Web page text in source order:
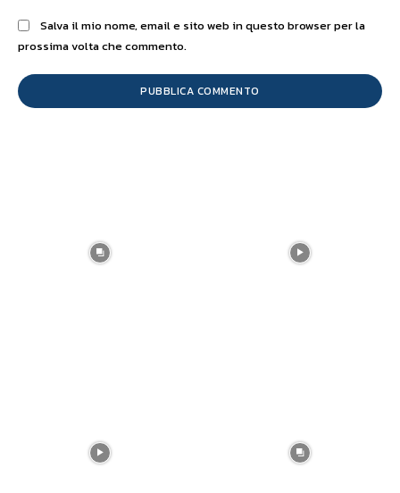
Salva il mio nome, email e sito web in questo browser per la
prossima volta che commento.